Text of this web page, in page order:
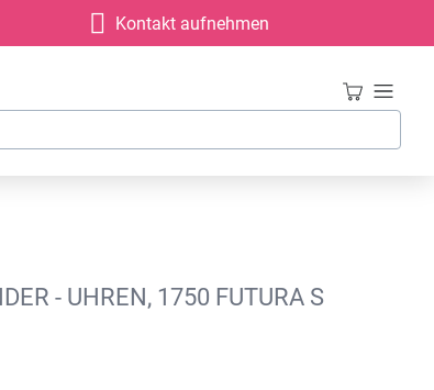
Kontakt aufnehmen
- UHREN, 1750 FUTURA S D